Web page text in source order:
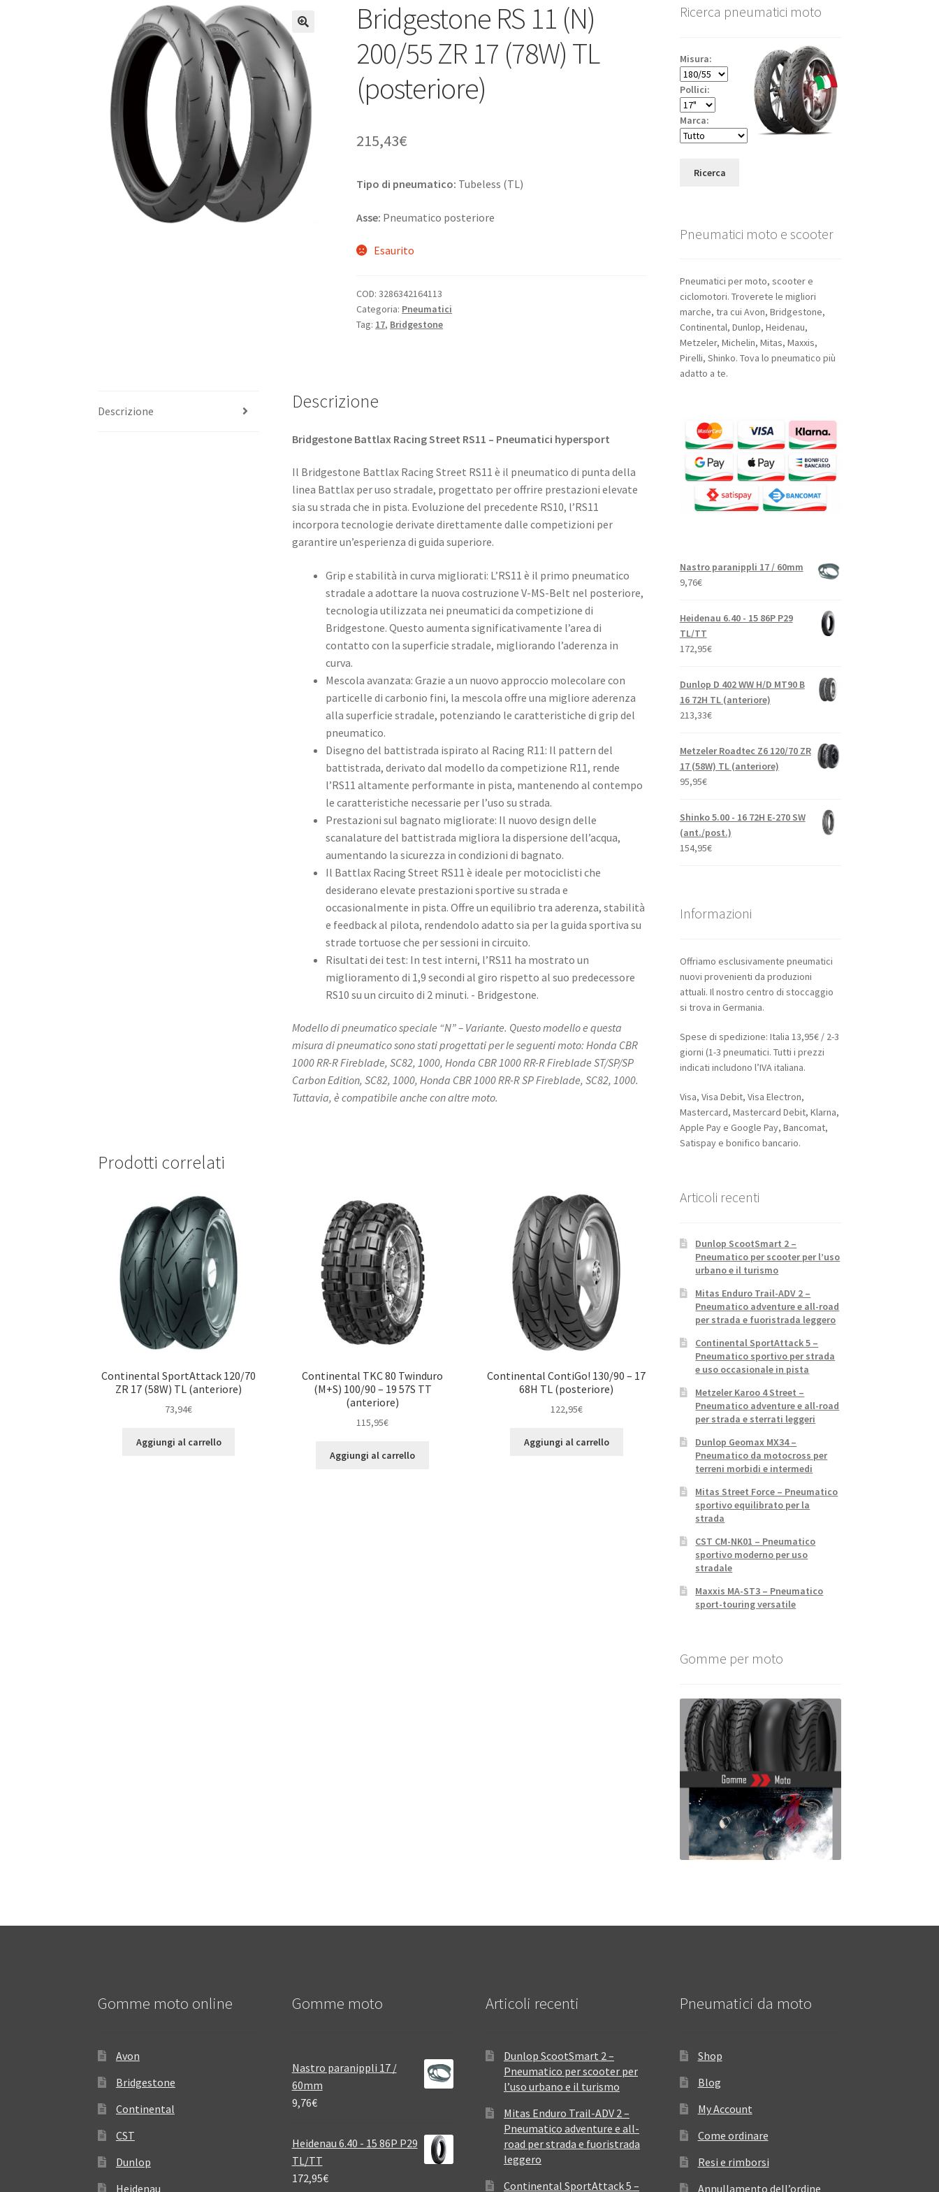
Bridgestone RS 11 (N)
200/55 ZR 17 (78W) TL
(posteriore)
215,43€
Tipo di pneumatico: Tubeless (TL)
Asse: Pneumatico posteriore
Esaurito
COD:3286342164113
Categoria: Pneumatici
Tag: 17, Bridgestone
Descrizione Descrizione
Bridgestone Battlax Racing Street RS11 – Pneumatici hypersport
Il Bridgestone Battlax Racing Street RS11 è il pneumatico di punta della
linea Battlax per uso stradale, progettato per offrire prestazioni elevate
sia su strada che in pista. Evoluzione del precedente RS10, l’RS11
incorpora tecnologie derivate direttamente dalle competizioni per
garantire un’esperienza di guida superiore. ​
Grip e stabilità in curva migliorati: L’RS11 è il primo pneumatico
stradale a adottare la nuova costruzione V-MS-Belt nel posteriore,
tecnologia utilizzata nei pneumatici da competizione di
Bridgestone. Questo aumenta significativamente l’area di
contatto con la superficie stradale, migliorando l’aderenza in
curva. ​
Mescola avanzata: Grazie a un nuovo approccio molecolare con
particelle di carbonio fini, la mescola offre una migliore aderenza
alla superficie stradale, potenziando le caratteristiche di grip del
pneumatico. ​
Disegno del battistrada ispirato al Racing R11: Il pattern del
battistrada, derivato dal modello da competizione R11, rende
l’RS11 altamente performante in pista, mantenendo al contempo
le caratteristiche necessarie per l’uso su strada. ​
Prestazioni sul bagnato migliorate: Il nuovo design delle
scanalature del battistrada migliora la dispersione dell’acqua,
aumentando la sicurezza in condizioni di bagnato. ​
Il Battlax Racing Street RS11 è ideale per motociclisti che
desiderano elevate prestazioni sportive su strada e
occasionalmente in pista. Offre un equilibrio tra aderenza, stabilità
e feedback al pilota, rendendolo adatto sia per la guida sportiva su
strade tortuose che per sessioni in circuito. ​
Risultati dei test: In test interni, l’RS11 ha mostrato un
miglioramento di 1,9 secondi al giro rispetto al suo predecessore
RS10 su un circuito di 2 minuti. ​- Bridgestone.
Modello di pneumatico speciale “N” – Variante. Questo modello e questa
misura di pneumatico sono stati progettati per le seguenti moto: Honda CBR
1000 RR-R Fireblade, SC82, 1000, Honda CBR 1000 RR-R Fireblade ST/SP/SP
Carbon Edition, SC82, 1000, Honda CBR 1000 RR-R SP Fireblade, SC82, 1000.
Tuttavia, è compatibile anche con altre moto.
Prodotti correlati
Continental SportAttack 120/70
ZR 17 (58W) TL (anteriore)
73,94€
Aggiungi al carrello
Continental TKC 80 Twinduro
(M+S) 100/90 – 19 57S TT
(anteriore)
115,95€
Aggiungi al carrello
Continental ContiGo! 130/90 – 17
68H TL (posteriore)
122,95€
Aggiungi al carrello
Ricerca pneumatici moto
Misura:
Pollici:
Marca:
Ricerca
Pneumatici moto e scooter
Pneumatici per moto, scooter e
ciclomotori. Troverete le migliori
marche, tra cui Avon, Bridgestone,
Continental, Dunlop, Heidenau,
Metzeler, Michelin, Mitas, Maxxis,
Pirelli, Shinko. Tova lo pneumatico più
adatto a te.
Nastro paranippli 17 / 60mm
9,76€
Heidenau 6.40 - 15 86P P29
TL/TT
172,95€
Dunlop D 402 WW H/D MT90 B
16 72H TL (anteriore)
213,33€
Metzeler Roadtec Z6 120/70 ZR
17 (58W) TL (anteriore)
95,95€
Shinko 5.00 - 16 72H E-270 SW
(ant./post.)
154,95€
Informazioni
Offriamo esclusivamente pneumatici
nuovi provenienti da produzioni
attuali. Il nostro centro di stoccaggio
si trova in Germania.
Spese di spedizione: Italia 13,95€ / 2-3
giorni (1-3 pneumatici. Tutti i prezzi
indicati includono l’IVA italiana.
Visa, Visa Debit, Visa Electron,
Mastercard, Mastercard Debit, Klarna,
Apple Pay e Google Pay, Bancomat,
Satispay e bonifico bancario.
Articoli recenti
Dunlop ScootSmart 2 –
Pneumatico per scooter per l’uso
urbano e il turismo
Mitas Enduro Trail-ADV 2 –
Pneumatico adventure e all-road
per strada e fuoristrada leggero
Continental SportAttack 5 –
Pneumatico sportivo per strada
e uso occasionale in pista
Metzeler Karoo 4 Street –
Pneumatico adventure e all-road
per strada e sterrati leggeri
Dunlop Geomax MX34 –
Pneumatico da motocross per
terreni morbidi e intermedi
Mitas Street Force – Pneumatico
sportivo equilibrato per la
strada
CST CM-NK01 – Pneumatico
sportivo moderno per uso
stradale
Maxxis MA-ST3 – Pneumatico
sport-touring versatile
Gomme per moto
Gomme moto online
Avon
Bridgestone
Continental
CST
Dunlop
Heidenau
Gomme moto
Nastro paranippli 17 /
60mm
9,76€
Heidenau 6.40 - 15 86P P29
TL/TT
172,95€
Articoli recenti
Dunlop ScootSmart 2 –
Pneumatico per scooter per
l’uso urbano e il turismo
Mitas Enduro Trail-ADV 2 –
Pneumatico adventure e all-
road per strada e fuoristrada
leggero
Continental SportAttack 5 –
Pneumatici da moto
Shop
Blog
My Account
Come ordinare
Resi e rimborsi
Annullamento dell’ordine